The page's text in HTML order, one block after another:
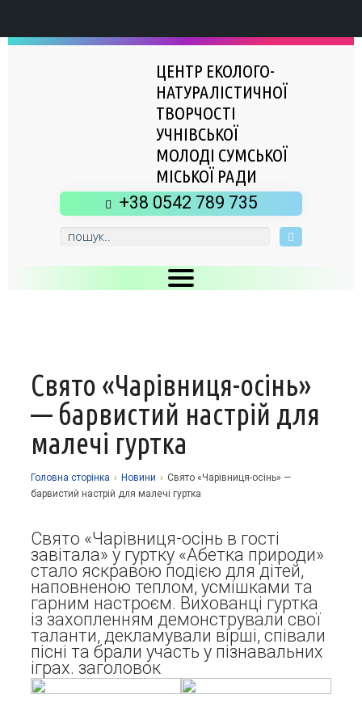
ЦЕНТР ЕКОЛОГО-
НАТУРАЛІСТИЧНОЇ
ТВОРЧОСТІ
УЧНІВСЬКОЇ
МОЛОДІ СУМСЬКОЇ
МІСЬКОЇ РАДИ
+38 0542 789 735
Про заклад
Історія
Структурні підрозділи
Музей
Наші досягнення
Фотоальбоми
Сторінка психолога
Річні звіти
Освітній процес
Запрошуємо у гуртки
Дистанційне навчання
Методична робота
Нормативно-правова база
Науково-методичні матеріали
Виховна робота
Організаційно-масова робота
Фінансова звітність
Стаття 30 Закону України «Про освіту»
Атестація
Енергозбереження
Звернення громадян
Контакти
Свято «Чарівниця-осінь»
— барвистий настрій для
малечі гуртка
Головна сторiнка › Новини › Свято «Чарівниця-осінь» —
барвистий настрій для малечі гуртка
Свято «Чарівниця-осінь в гості
завітала» у гуртку «Абетка природи»
стало яскравою подією для дітей,
наповненою теплом, усмішками та
гарним настроєм. Вихованці гуртка
із захопленням демонстрували свої
таланти, декламували вірші, співали
пісні та брали участь у пізнавальних
іграх. заголовок